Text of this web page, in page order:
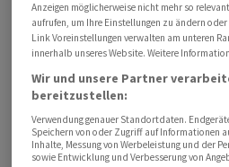
Alle Angaben wurden mit
Dennoch übernimmt die dpa-
Wirtschaftsnachrichten GmbH
Richtigkeit. Alle Zeitangaben
Anzeigen möglicherweise nicht mehr so
aufrufen, um Ihre Einstellungen zu ändern
Link Voreinstellungen verwalten am unteren
innerhalb unseres Website. Weitere
Wir und unsere Partner
bereitzustellen:
Verwendung genauer Standortdaten.
Speichern von oder Zugriff auf Informationen
Inhalte, Messung von Werbeleistung und der
sowie Entwicklung und Verbesserung von